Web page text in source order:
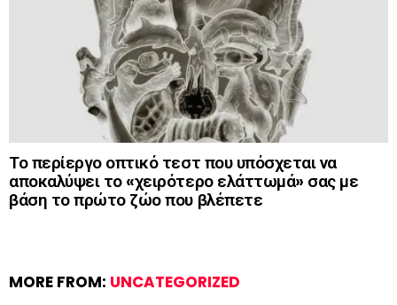
Το περίεργο οπτικό τεστ που υπόσχεται να
αποκαλύψει το «χειρότερο ελάττωμά» σας με
βάση το πρώτο ζώο που βλέπετε
MORE FROM: UNCATEGORIZED